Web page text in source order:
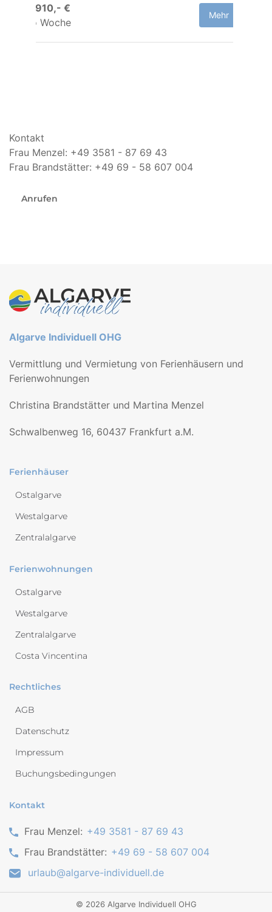
ab 910,- €
pro Woche
Mehr
Kontakt
Frau Menzel: +49 3581 - 87 69 43
Frau Brandstätter: +49 69 - 58 607 004
Anrufen
Algarve Individuell OHG
Vermittlung und Vermietung von Ferienhäusern und
Ferienwohnungen
Christina Brandstätter und Martina Menzel
Schwalbenweg 16, 60437 Frankfurt a.M.
Ferienhäuser
Ostalgarve
Westalgarve
Zentralalgarve
Ferienwohnungen
Ostalgarve
Westalgarve
Zentralalgarve
Costa Vincentina
Rechtliches
AGB
Datenschutz
Impressum
Buchungsbedingungen
Kontakt
Frau Menzel: +49 3581 - 87 69 43
Frau Brandstätter: +49 69 - 58 607 004
urlaub@algarve-individuell.de
© 2026Algarve Individuell OHG